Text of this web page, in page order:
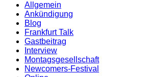
Allgemein
Ankündigung
Blog
Frankfurt Talk
Gastbeitrag
Interview
Montagsgesellschaft
Newcomers-Festival